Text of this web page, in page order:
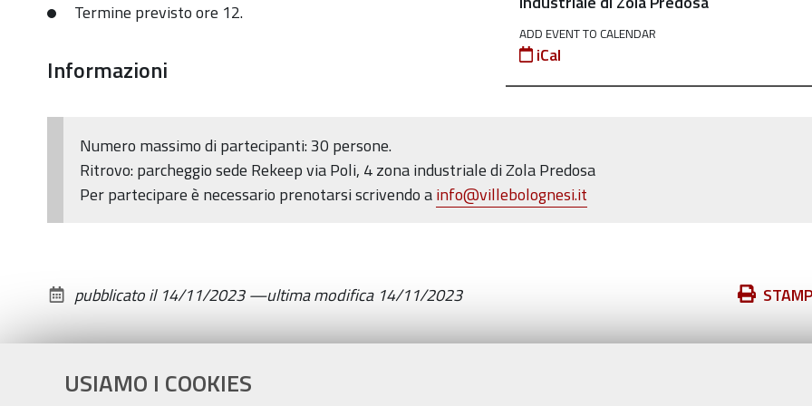
USIAMO I COOKIES
Nicola
2023-
18T09:30:00+01:00
2023-
18T12:00:00+01:00
Sabato
ADD EVENT TO CALENDAR
iCal
Termine previsto ore 12.
Informazioni
Numero massimo di partecipanti: 30 persone.
Ritrovo: parcheggio sede Rekeep via Poli, 4 zona industriale di Zola Predosa
Per partecipare è necessario prenotarsi scrivendo ainfo@villebolognesi.it
Azioni
documento
pubblicato il 14/11/2023—ultima modifica 14/11/2023